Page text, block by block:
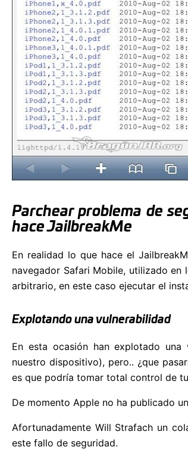
Parchear problema de
hace JailbreakMe
En realidad lo que hace el
navegador Safari Mobile, utilizado en
arbitrario, en este caso ejecutar el
Explotando una vulnerabilidad
En esta ocasión han explotado una
nuestro dispositivo), pero.. ¿que
es que podría tomar total control de
De momento Apple no ha publicado
Afortunadamente Will Strafach un
este fallo de seguridad.